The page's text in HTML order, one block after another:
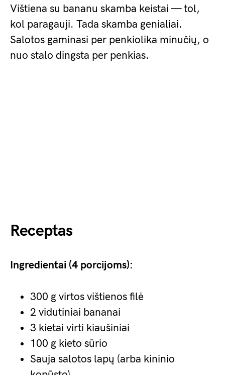
Vištiena su bananu skamba keistai — tol,
kol paragauji. Tada skamba genialiai.
Salotos gaminasi per penkiolika minučių, o
nuo stalo dingsta per penkias.
Receptas
Ingredientai (4 porcijoms):
300 g virtos vištienos filė
2 vidutiniai bananai
3 kietai virti kiaušiniai
100 g kieto sūrio
Sauja salotos lapų (arba kininio